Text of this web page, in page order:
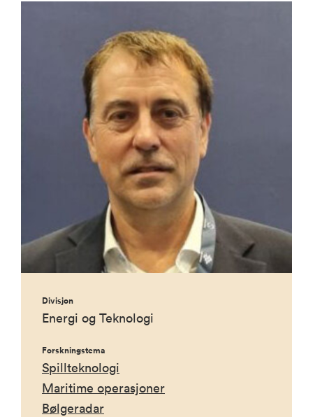
Divisjon
Energi og Teknologi
Forskningstema
Spillteknologi
Maritime operasjoner
Bølgeradar